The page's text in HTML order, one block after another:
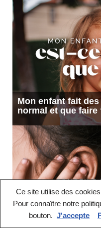
Mon enfant fait
normal et que faire
Ce site utilise des
Pour connaître notre
bouton. J'accepte